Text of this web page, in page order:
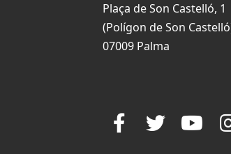
Plaça de Son Castelló, 1
(Polígon de Son
07009 Palma